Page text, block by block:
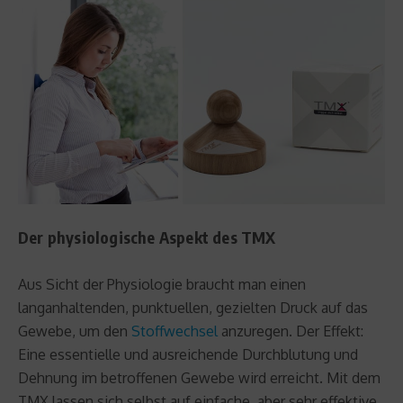
Der physiologische Aspekt des TMX
Aus Sicht der Physiologie braucht man einen
langanhaltenden, punktuellen, gezielten Druck auf das
Gewebe, um den Stoffwechsel anzuregen. Der Effekt:
Eine essentielle und ausreichende Durchblutung und
Dehnung im betroffenen Gewebe wird erreicht. Mit dem